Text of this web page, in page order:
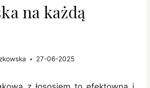
na każdą
27-06-2025